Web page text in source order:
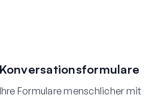
Formulare menschlicher mit